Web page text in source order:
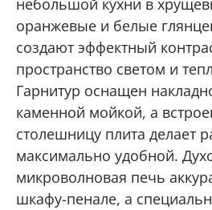
небольшой кухни в
оранжевые и белые
создают эффектный
пространство светом и
Гарнитур оснащен
каменной мойкой, а
столешницу плита делает
максимально удобной.
микроволновая печь
шкафу-пенале, а
Нажимая кнопку «Отправить», я
на обработку моих персональных
Федеральным законом от
«О персональных данных», на
определенных в Согласии на